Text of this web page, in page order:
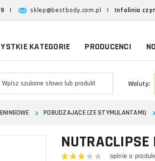
| sklep@bestbody.com.pl | Infolinia
KATEGORIE PRODUCENCI
Waluty:
POBUDZAJĄCE (ZE STYMULANTAMI)
opinie o